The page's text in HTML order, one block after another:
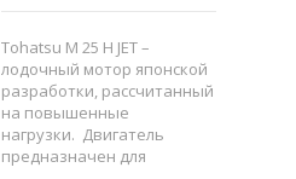
Tohatsu M 25 H JET –
лодочный мотор японской
разработки, рассчитанный
на повышенные
нагрузки. Двигатель
предназначен для